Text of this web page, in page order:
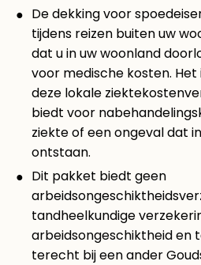
De dekking voor
tijdens reizen buiten uw
dat u in uw woonland
voor medische kosten.
deze lokale
biedt voor
ziekte of een ongeval dat
ontstaan.
Dit pakket biedt geen
tandheelkundige
arbeidsongeschiktheid en
terecht bij een ander